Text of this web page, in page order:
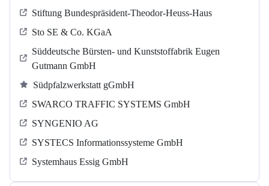
Stiftung Bundespräsident-Theodor-Heuss-Haus
Sto SE & Co. KGaA
Süddeutsche Bürsten- und Kunststoffabrik Eugen
Gutmann GmbH
Südpfalzwerkstatt gGmbH
SWARCO TRAFFIC SYSTEMS GmbH
SYNGENIO AG
SYSTECS Informationssysteme GmbH
Systemhaus Essig GmbH